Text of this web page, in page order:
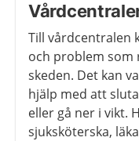
Till vårdcentralen
och problem som
skeden. Det kan
hjälp med att
eller gå ner i vikt.
sjuksköterska,